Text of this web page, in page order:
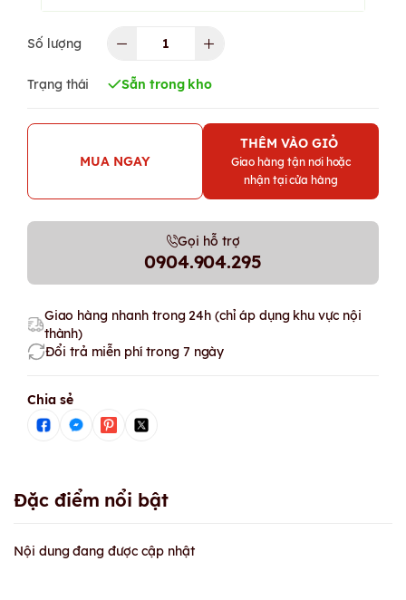
Số lượng
Trạng thái Sẵn trong kho
MUA NGAY
THÊM VÀO GIỎ
Giao hàng tận nơi hoặc
nhận tại cửa hàng
Gọi hỗ trợ
0904.904.295
Giao hàng nhanh trong 24h (chỉ áp dụng khu vực nội
thành)
Đổi trả miễn phí trong 7 ngày
Chia sẻ
Đặc điểm nổi bật
Nội dung đang được cập nhật